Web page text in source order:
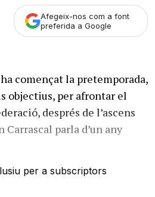
Afegeix-nos com a font
preferida a Google
començat la pretemporada,
objectius, per afrontar el
després de l’ascens
Carrascal parla d’un any
per a subscriptors